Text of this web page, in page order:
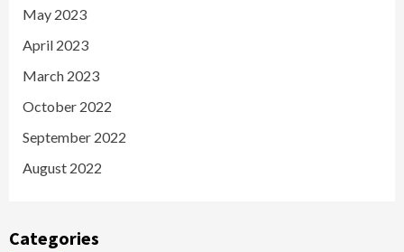
May 2023
April 2023
March 2023
October 2022
September 2022
August 2022
Categories